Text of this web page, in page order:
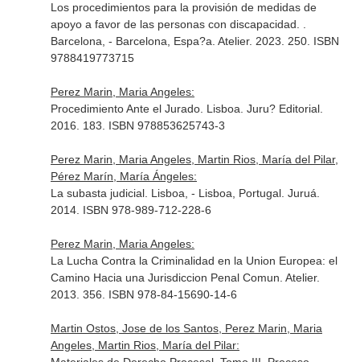
Los procedimientos para la provisión de medidas de
apoyo a favor de las personas con discapacidad. .
Barcelona, - Barcelona, Espa?a. Atelier. 2023. 250. ISBN
9788419773715
Perez Marin, Maria Angeles:
Procedimiento Ante el Jurado. Lisboa. Juru? Editorial.
2016. 183. ISBN 978853625743-3
Perez Marin, Maria Angeles, Martin Rios, María del Pilar,
Pérez Marín, María Ángeles:
La subasta judicial. Lisboa, - Lisboa, Portugal. Juruá.
2014. ISBN 978-989-712-228-6
Perez Marin, Maria Angeles:
La Lucha Contra la Criminalidad en la Union Europea: el
Camino Hacia una Jurisdiccion Penal Comun. Atelier.
2013. 356. ISBN 978-84-15690-14-6
Martin Ostos, Jose de los Santos, Perez Marin, Maria
Angeles, Martin Rios, María del Pilar: